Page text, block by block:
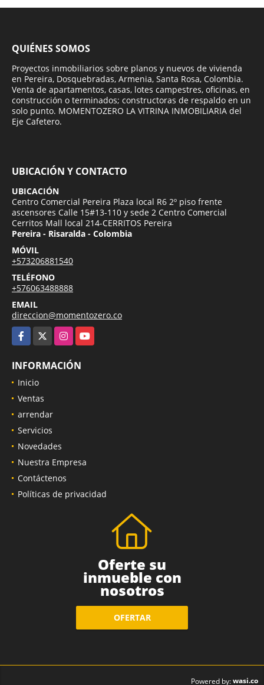
QUIÉNES SOMOS
Proyectos inmobiliarios sobre planos y nuevos de vivienda
en Pereira, Dosquebradas, Armenia, Santa Rosa, Colombia.
Venta de apartamentos, casas, lotes campestres, oficinas, en
construcción o terminados; constructoras de respaldo en un
solo punto. MOMENTOZERO LA VITRINA INMOBILIARIA del
Eje Cafetero.
UBICACIÓN Y CONTACTO
UBICACIÓN
Centro Comercial Pereira Plaza local R6 2º piso frente
ascensores Calle 15#13-110 y sede 2 Centro Comercial
Cerritos Mall local 214-CERRITOS Pereira
Pereira - Risaralda - Colombia
MÓVIL
+573206881540
TELÉFONO
+576063488888
EMAIL
direccion@momentozero.co
Facebook
InstagramYouTube
INFORMACIÓN
Inicio
Ventas
arrendar
Servicios
Novedades
Nuestra Empresa
Contáctenos
Políticas de privacidad
Oferte su
inmueble con
nosotros
OFERTAR
Powered by:wasi.co